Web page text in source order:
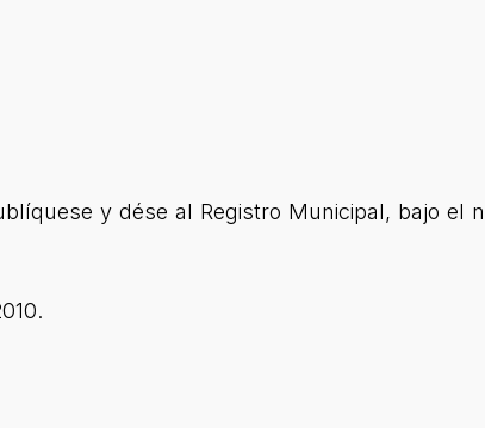
y dése al Registro Municipal, bajo el